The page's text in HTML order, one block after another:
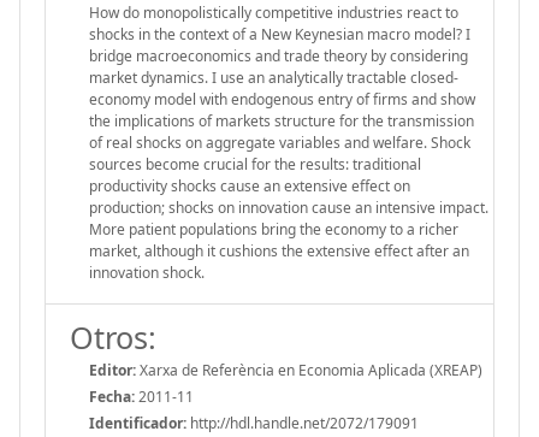
How do monopolistically competitive industries react to
shocks in the context of a New Keynesian macro model? I
bridge macroeconomics and trade theory by considering
market dynamics. I use an analytically tractable closed-
economy model with endogenous entry of firms and show
the implications of markets structure for the transmission
of real shocks on aggregate variables and welfare. Shock
sources become crucial for the results: traditional
productivity shocks cause an extensive effect on
production; shocks on innovation cause an intensive impact.
More patient populations bring the economy to a richer
market, although it cushions the extensive effect after an
innovation shock.
Otros:
Editor:Xarxa de Referència en Economia Aplicada (XREAP)
Fecha:2011-11
Identificador: http://hdl.handle.net/2072/179091